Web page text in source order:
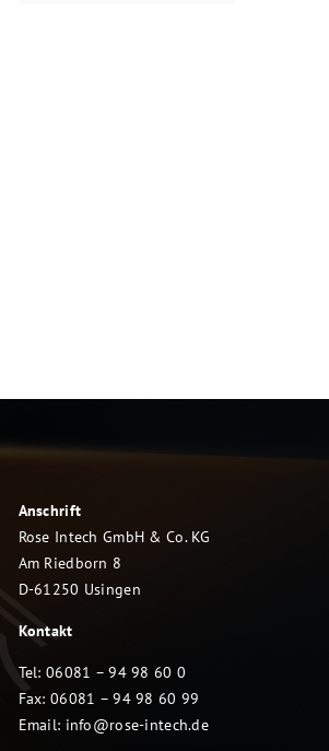
Anschrift
Rose Intech GmbH & Co. KG
Am Riedborn 8
D-61250 Usingen
Kontakt
Tel: 06081 – 94 98 60 0
Fax: 06081 – 94 98 60 99
Email: info@rose-intech.de